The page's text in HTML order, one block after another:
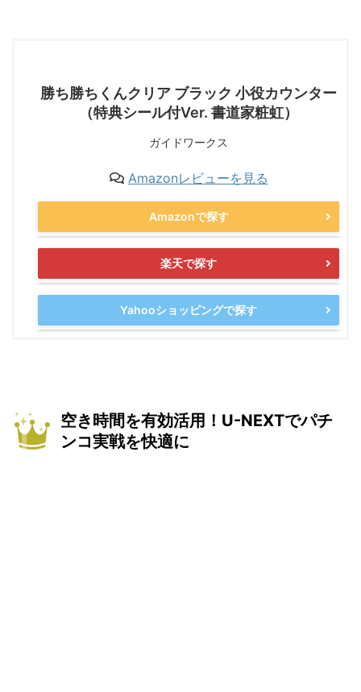
勝ち勝ちくんクリア ブラック 小役カウンター
（特典シール付Ver. 書道家粧虹）
ガイドワークス
Amazonレビューを見る
Amazonで探す
楽天で探す
Yahooショッピングで探す
空き時間を有効活用！U-NEXTでパチ
ンコ実戦を快適に